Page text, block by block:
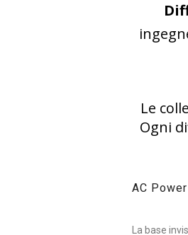
Le
Ogni
AC
La base